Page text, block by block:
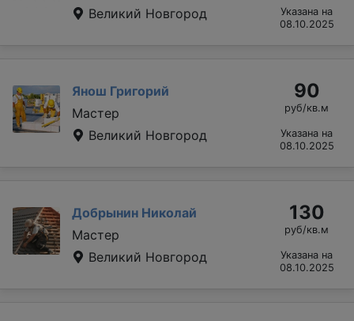
Великий Новгород
Указана на
08.10.2025
Янош Григорий
Мастер
Великий Новгород
90
руб/кв.м
Указана на
08.10.2025
Добрынин Николай
Мастер
Великий Новгород
130
руб/кв.м
Указана на
08.10.2025